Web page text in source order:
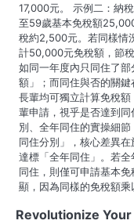
17,000元。 示例二：納
至59歲基本免稅額
稅約2,500元。若同樣情
計50,000元免稅額，節
如同一年度內只同住了
額」；而同住與否的關
長輩均可獨立計算免稅
輩申請，視乎是否達到
別、全年同住的實操細
同住分別」，核心差異
達標「全年同住」。若
同住，則僅可申請基本
顯，因為同樣的免稅額
Revolutionize